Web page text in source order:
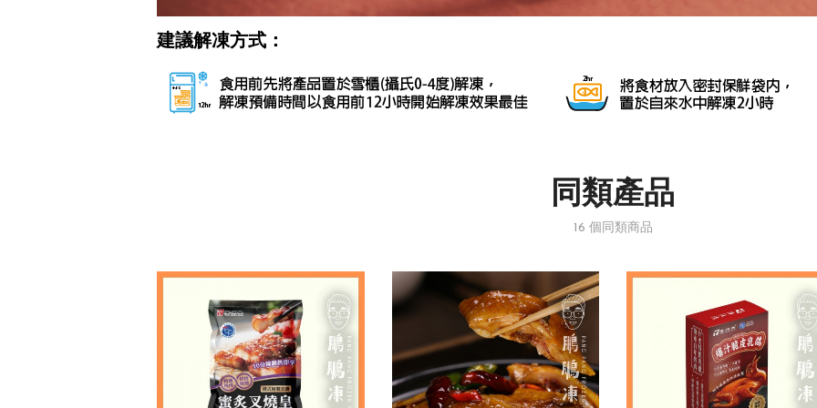
建議解凍方式：
同類產品
16 個同類商品